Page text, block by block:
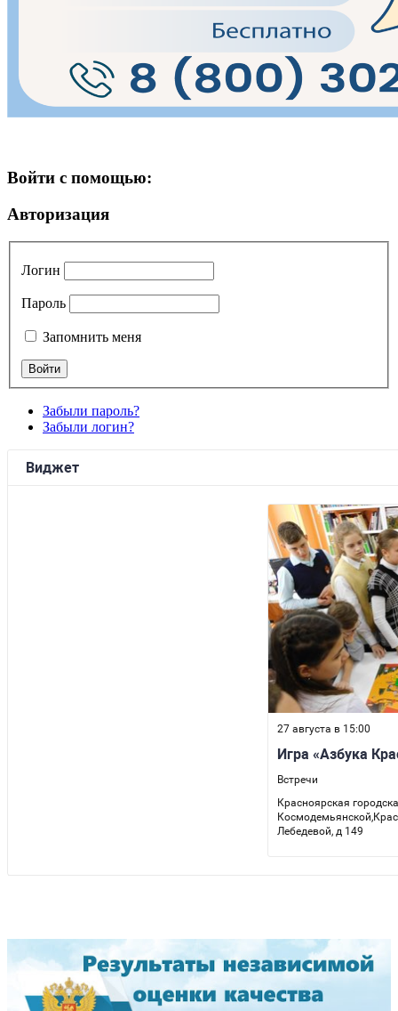
Войти с помощью:
Авторизация
Логин
Пароль
Запомнить меня
Забыли пароль?
Забыли логин?